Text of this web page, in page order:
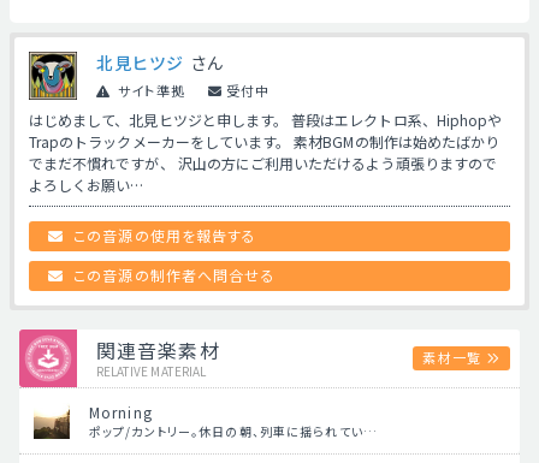
北見ヒツジ さん
サイト準拠 受付中
はじめまして、北見ヒツジと申します。 普段はエレクトロ系、Hiphopや
Trapのトラックメーカーをしています。 素材BGMの制作は始めたばかり
でまだ不慣れですが、 沢山の方にご利用いただけるよう頑張りますので
よろしくお願い…
この音源の使用を報告する
この音源の制作者へ問合せる
関連音楽素材
RELATIVE MATERIAL
素材一覧
Morning
ポップ/カントリー。休日の朝、列車に揺られてい…